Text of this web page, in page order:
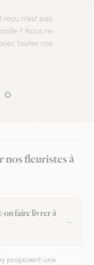
n’est pas
? Nous re-
toutes nos
nos fleuristes à
on faire livrer à
proposent une